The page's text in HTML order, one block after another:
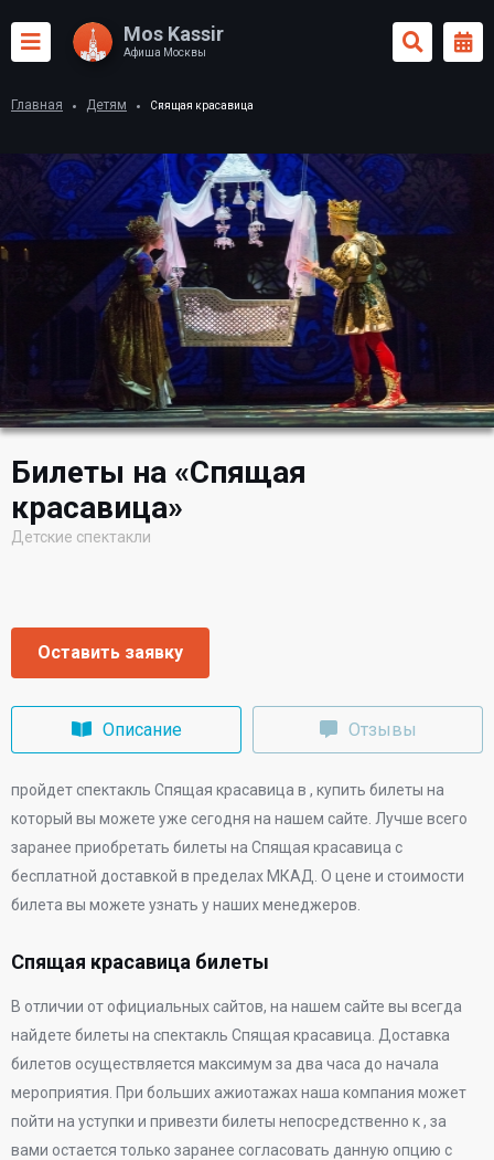
Mos Kassir
Афиша Москвы
Главная Детям Спящая красавица
Билеты на «Спящая
красавица»
Детские спектакли
Оставить заявку
Описание Отзывы
пройдет спектакль Спящая красавица в , купить билеты на
который вы можете уже сегодня на нашем сайте. Лучше всего
заранее приобретать билеты на Спящая красавица с
бесплатной доставкой в пределах МКАД. О цене и стоимости
билета вы можете узнать у наших менеджеров.
Спящая красавица билеты
В отличии от официальных сайтов, на нашем сайте вы всегда
найдете билеты на спектакль Спящая красавица. Доставка
билетов осуществляется максимум за два часа до начала
мероприятия. При больших ажиотажах наша компания может
пойти на уступки и привезти билеты непосредственно к, за
вами остается только заранее согласовать данную опцию с